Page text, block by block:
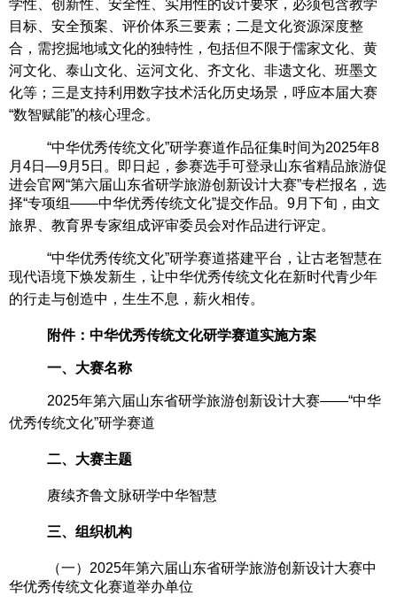
学性、创新性、安全性、实用性的设计要求，必须包含教学
目标、安全预案、评价体系三要素；二是文化资源深度整
合，需挖掘地域文化的独特性，包括但不限于儒家文化、黄
河文化、泰山文化、运河文化、齐文化、非遗文化、班墨文
化等；三是支持利用数字技术活化历史场景，呼应本届大赛
“数智赋能”的核心理念。
“中华优秀传统文化”研学赛道作品征集时间为2025年8
月4日—9月5日。即日起，参赛选手可登录山东省精品旅游促
进会官网“第六届山东省研学旅游创新设计大赛”专栏报名，选
择“专项组——中华优秀传统文化”提交作品。9月下旬，由文
旅界、教育界专家组成评审委员会对作品进行评定。
“中华优秀传统文化”研学赛道搭建平台，让古老智慧在
现代语境下焕发新生，让中华优秀传统文化在新时代青少年
的行走与创造中，生生不息，薪火相传。
附件： 中华优秀传统文化研学赛道实施方案
一、大赛名称
2025年第六届山东省研学旅游创新设计大赛——“中华
优秀传统文化”研学赛道
二、大赛主题
赓续齐鲁文脉研学中华智慧
三、组织机构
（一） 2025年第六届山东省研学旅游创新设计大赛中
华优秀传统文化赛道举办单位